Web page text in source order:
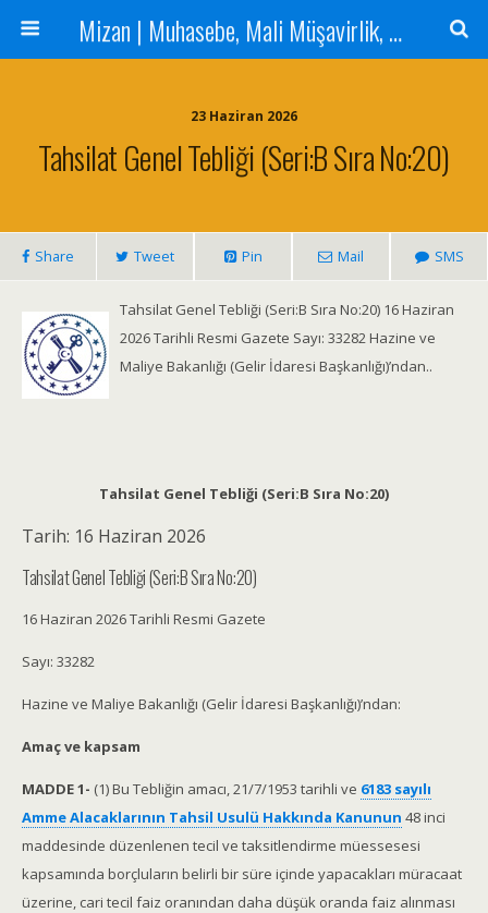
Mizan | Muhasebe, Mali Müşavirlik, Denetim Hizmetleri
23 Haziran 2026
Tahsilat Genel Tebliği (Seri:B Sıra No:20)
Share Tweet Pin Mail SMS
Tahsilat Genel Tebliği (Seri:B Sıra No:20) 16 Haziran
2026 Tarihli Resmi Gazete Sayı: 33282 Hazine ve
Maliye Bakanlığı (Gelir İdaresi Başkanlığı)’ndan..
Tahsilat Genel Tebliği (Seri:B Sıra No:20)
Tarih: 16 Haziran 2026
Tahsilat Genel Tebliği (Seri:B Sıra No:20)
16 Haziran 2026 Tarihli Resmi Gazete
Sayı: 33282
Hazine ve Maliye Bakanlığı (Gelir İdaresi Başkanlığı)’ndan:
Amaç ve kapsam
MADDE 1- (1) Bu Tebliğin amacı, 21/7/1953 tarihli ve 6183 sayılı
Amme Alacaklarının Tahsil Usulü Hakkında Kanunun 48 inci
maddesinde düzenlenen tecil ve taksitlendirme müessesesi
kapsamında borçluların belirli bir süre içinde yapacakları müracaat
üzerine, cari tecil faiz oranından daha düşük oranda faiz alınması